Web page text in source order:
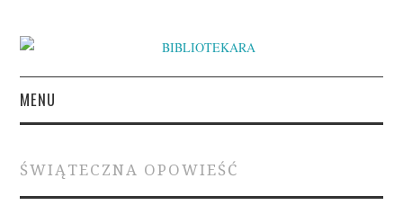
MENU
INSPIRACJE LITERACKIE
ŚWIĄTECZNA OPOWIEŚĆ